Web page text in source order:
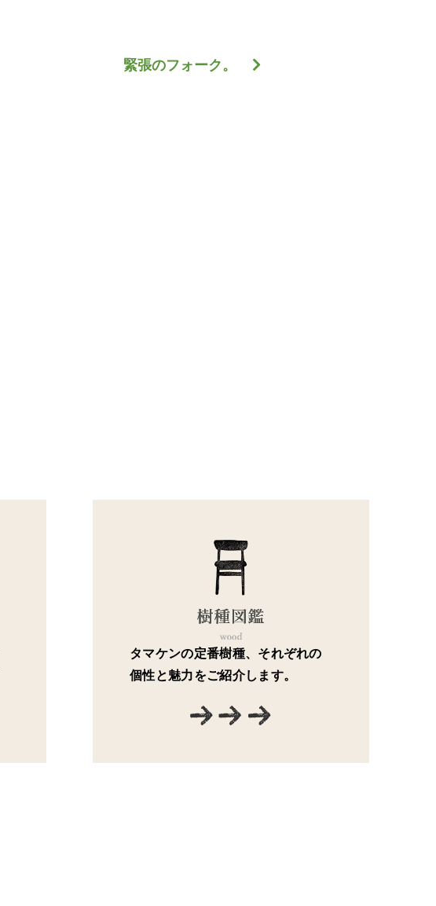
緊張のフォーク。
タマケンの定番樹種、それぞれの
個性と魅力をご紹介します。